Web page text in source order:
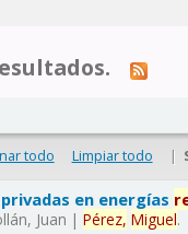
todo Limpiar todo |
en energías
Juan |Pérez, Miguel.